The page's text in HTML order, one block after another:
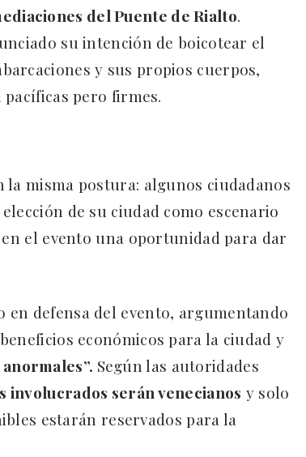
del Puente de Rialto.
su intención de boicotear el
y sus propios cuerpos,
pero firmes.
la misma postura: algunos ciudadanos
de su ciudad como escenario
el evento una oportunidad para dar
en defensa del evento, argumentando
económicos para la ciudad y
Según las autoridades
involucrados serán venecianos y solo
estarán reservados para la